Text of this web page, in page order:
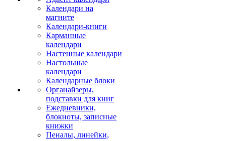
Календари на
магните
Календари-книги
Карманные
календари
Настенные календари
Настольные
календари
Календарные блоки
Органайзеры,
подставки для книг
Ежедневники,
блокноты, записные
книжки
Пеналы, линейки,